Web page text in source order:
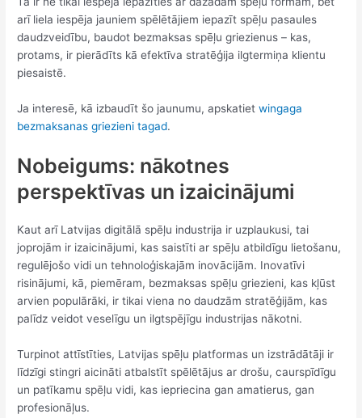
arī liela iespēja jauniem spēlētājiem iepazīt spēļu pasaules
daudzveidību, baudot bezmaksas spēļu griezienus – kas,
protams, ir pierādīts kā efektīva stratēģija ilgtermiņa klientu
piesaistē.
Ja interesē, kā izbaudīt šo jaunumu, apskatietwingaga
bezmaksanas griezieni tagad.
Nobeigums: nākotnes
perspektīvas un izaicinājumi
Kaut arī Latvijas digitālā spēļu industrija ir uzplaukusi, tai
joprojām ir izaicinājumi, kas saistīti ar spēļu atbildīgu lietošanu,
regulējošo vidi un tehnoloģiskajām inovācijām. Inovatīvi
risinājumi, kā, piemēram, bezmaksas spēļu griezieni, kas kļūst
arvien populārāki, ir tikai viena no daudzām stratēģijām, kas
palīdz veidot veselīgu un ilgtspējīgu industrijas nākotni.
Turpinot attīstīties, Latvijas spēļu platformas un izstrādātāji ir
līdzīgi stingri aicināti atbalstīt spēlētājus ar drošu, caurspīdīgu
un patīkamu spēļu vidi, kas iepriecina gan amatierus, gan
profesionāļus.